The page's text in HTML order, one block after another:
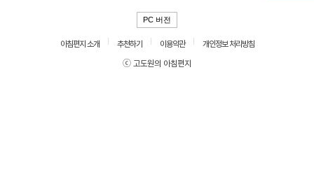
PC 버전
아침편지 소개 추천하기 이용약관
개인정보 처리방침
ⓒ 고도원의 아침편지